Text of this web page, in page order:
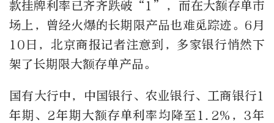
款挂牌利率已齐齐跌破“1”，而在大额存单市
场上，曾经火爆的长期限产品也难觅踪迹。6月
10日，北京商报记者注意到，多家银行悄然下
架了长期限大额存单产品。
国有大行中，中国银行、农业银行、工商银行1
年期、2年期大额存单利率均降至1.2%，3年